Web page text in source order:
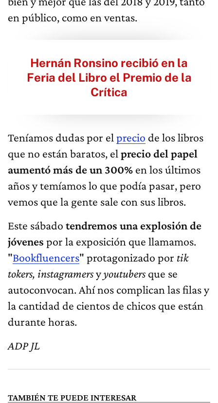
en público, como en ventas.
Hernán Ronsino recibió en la
Feria del Libro el Premio de la
Crítica
Teníamos dudas por el precio de los libros
que no están baratos, el precio del papel
aumentó más de un 300% en los últimos
años y temíamos lo que podía pasar, pero
vemos que la gente sale con sus libros.
Este sábado tendremos una explosión de
jóvenes por la exposición que llamamos.
"Bookfluencers" protagonizado por tik
tokers, instagramersyyoutubersque se
autoconvocan. Ahí nos complican las filas y
la cantidad de cientos de chicos que están
durante horas.
ADP JL
TAMBIÉN TE PUEDE INTERESAR